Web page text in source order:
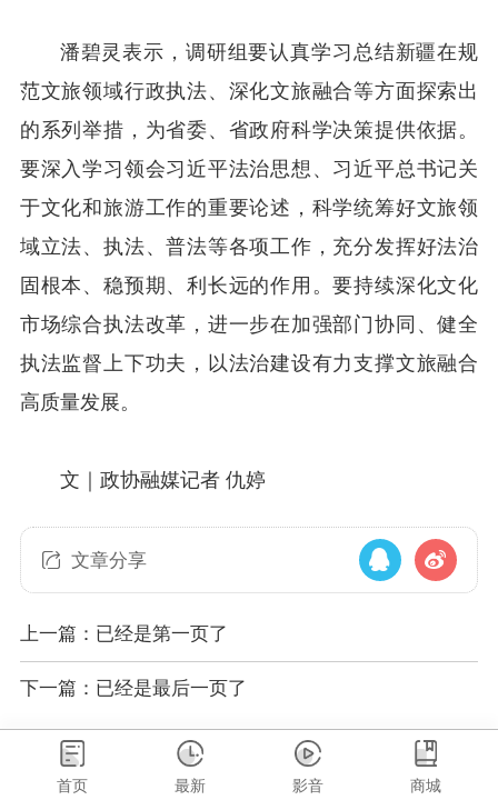
潘碧灵表示，调研组要认真学习总结新疆在规
范文旅领域行政执法、深化文旅融合等方面探索出
的系列举措，为省委、省政府科学决策提供依据。
要深入学习领会习近平法治思想、习近平总书记关
于文化和旅游工作的重要论述，科学统筹好文旅领
域立法、执法、普法等各项工作，充分发挥好法治
固根本、稳预期、利长远的作用。要持续深化文化
市场综合执法改革，进一步在加强部门协同、健全
执法监督上下功夫，以法治建设有力支撑文旅融合
高质量发展。
文｜政协融媒记者 仇婷
文章分享
上一篇：已经是第一页了
下一篇：已经是最后一页了
首页 最新 影音 商城